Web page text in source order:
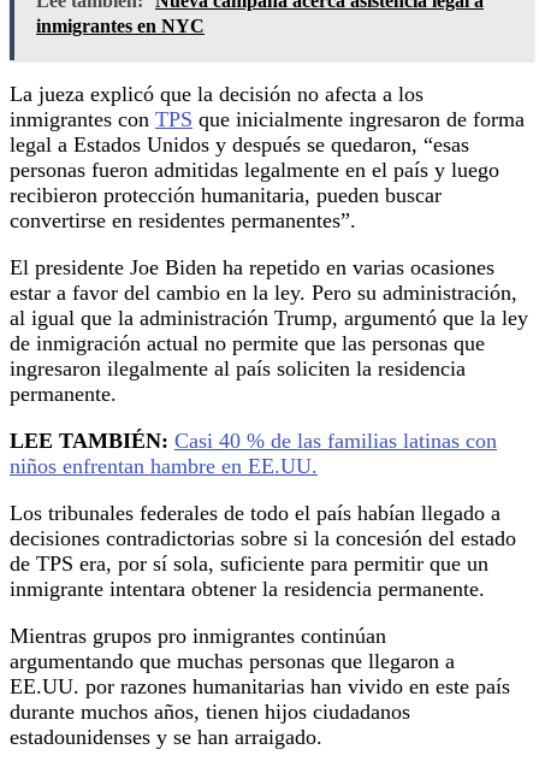
inmigrantes en NYC
La jueza explicó que la decisión no afecta a los
inmigrantes con TPS que inicialmente ingresaron de forma
legal a Estados Unidos y después se quedaron, “esas
personas fueron admitidas legalmente en el país y luego
recibieron protección humanitaria, pueden buscar
convertirse en residentes permanentes”.
El presidente Joe Biden ha repetido en varias ocasiones
estar a favor del cambio en la ley. Pero su administración,
al igual que la administración Trump, argumentó que la ley
de inmigración actual no permite que las personas que
ingresaron ilegalmente al país soliciten la residencia
permanente.
LEE TAMBIÉN: Casi 40 % de las familias latinas con
niños enfrentan hambre en EE.UU.
Los tribunales federales de todo el país habían llegado a
decisiones contradictorias sobre si la concesión del estado
de TPS era, por sí sola, suficiente para permitir que un
inmigrante intentara obtener la residencia permanente.
Mientras grupos pro inmigrantes continúan
argumentando que muchas personas que llegaron a
EE.UU. por razones humanitarias han vivido en este país
durante muchos años, tienen hijos ciudadanos
estadounidenses y se han arraigado.